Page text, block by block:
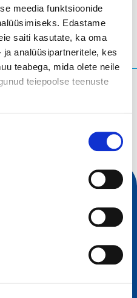
meedia funktsioonide
Edastame
saiti kasutate, ka oma
analüüsipartneritele, kes
teabega, mida olete neile
teiepoolse teenuste